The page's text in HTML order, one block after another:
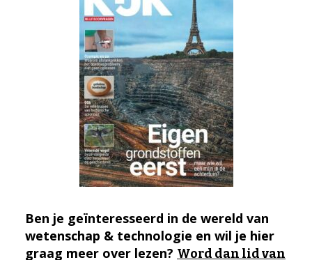
Ben je geïnteresseerd in de wereld van
wetenschap & technologie en wil je hier
graag meer over lezen? Word dan lid van